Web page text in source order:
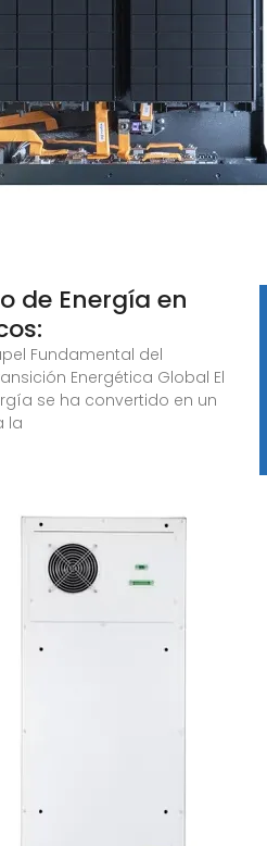
de Energía en
Fundamental del
Energética Global El
se ha convertido en un
la